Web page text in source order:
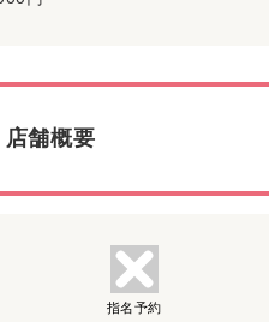
店舗概要
指名予約